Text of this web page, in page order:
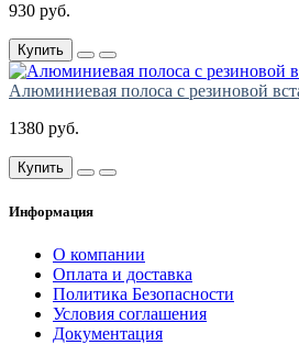
930 руб.
Купить
Алюминиевая полоса с резиновой
1380 руб.
Купить
Информация
О компании
Оплата и доставка
Политика Безопасности
Условия соглашения
Документация